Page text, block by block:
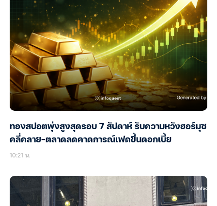
ทองสปอตพุ่งสูงสุดรอบ 7 สัปดาห์ รับความหวังฮอร์มุซ
คลี่คลาย-ตลาดลดคาดการณ์เฟดขึ้นดอกเบี้ย
10:21 น.